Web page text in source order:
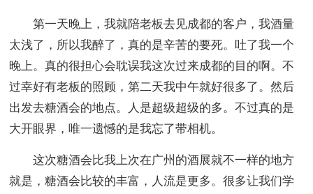
第一天晚上，我就陪老板去见成都的客户，我酒量
太浅了，所以我醉了，真的是辛苦的要死。吐了我一个
晚上。真的很担心会耽误我这次过来成都的目的啊。不
过幸好有老板的照顾，第二天我中午就好很多了。然后
出发去糖酒会的地点。人是超级超级的多。不过真的是
大开眼界，唯一遗憾的是我忘了带相机。
这次糖酒会比我上次在广州的酒展就不一样的地方
就是，糖酒会比较的丰富，人流是更多。很多让我们学